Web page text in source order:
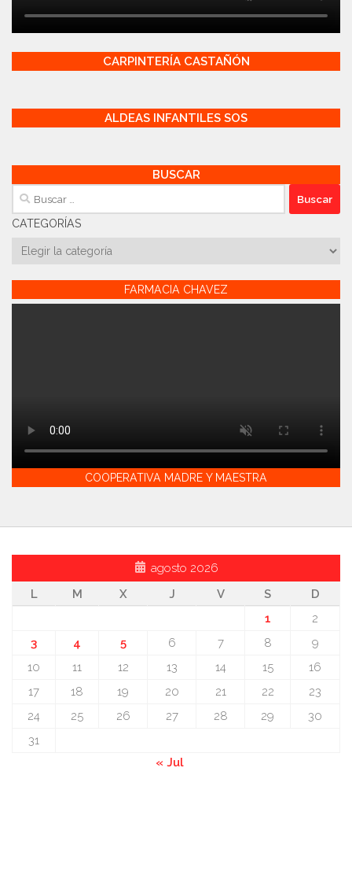
CARPINTERÍA CASTAÑÓN
ALDEAS INFANTILES SOS
BUSCAR
Buscar:
CATEGORÍAS
Categorías
FARMACIA CHAVEZ
COOPERATIVA MADRE Y MAESTRA
agosto 2026
L
M X J V S
D
1
2
3
4 5 6 7 8
9
10
11 12 13 14 15
16
17
18 19 20 21 22
23
24
25 26 27 28 29
30
31
« Jul